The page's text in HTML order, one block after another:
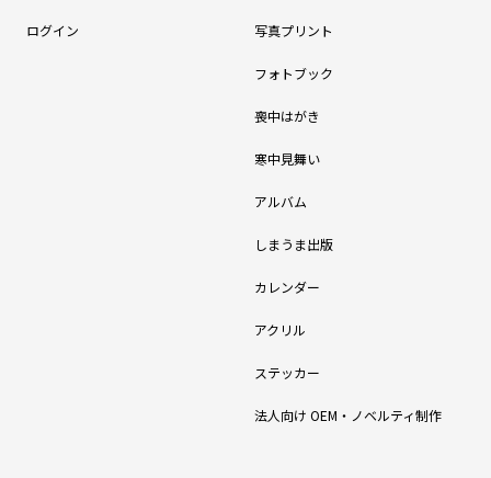
ログイン 写真プリント
フォトブック
喪中はがき
寒中見舞い
アルバム
しまうま出版
カレンダー
アクリル
ステッカー
法人向け OEM・ノベルティ制作